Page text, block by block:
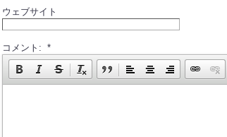
ウェブサイト
コメント: *